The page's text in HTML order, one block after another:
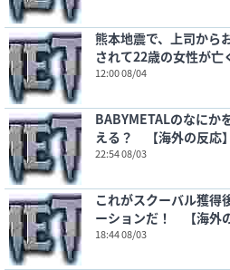
熊本地震で、上司から
されて22歳の女性が
12:00 08/04
BABYMETALのなにか
える？ 【海外の反応】
22:54 08/03
これがスクーバル獲得
ーションだ！ 【海外
18:44 08/03